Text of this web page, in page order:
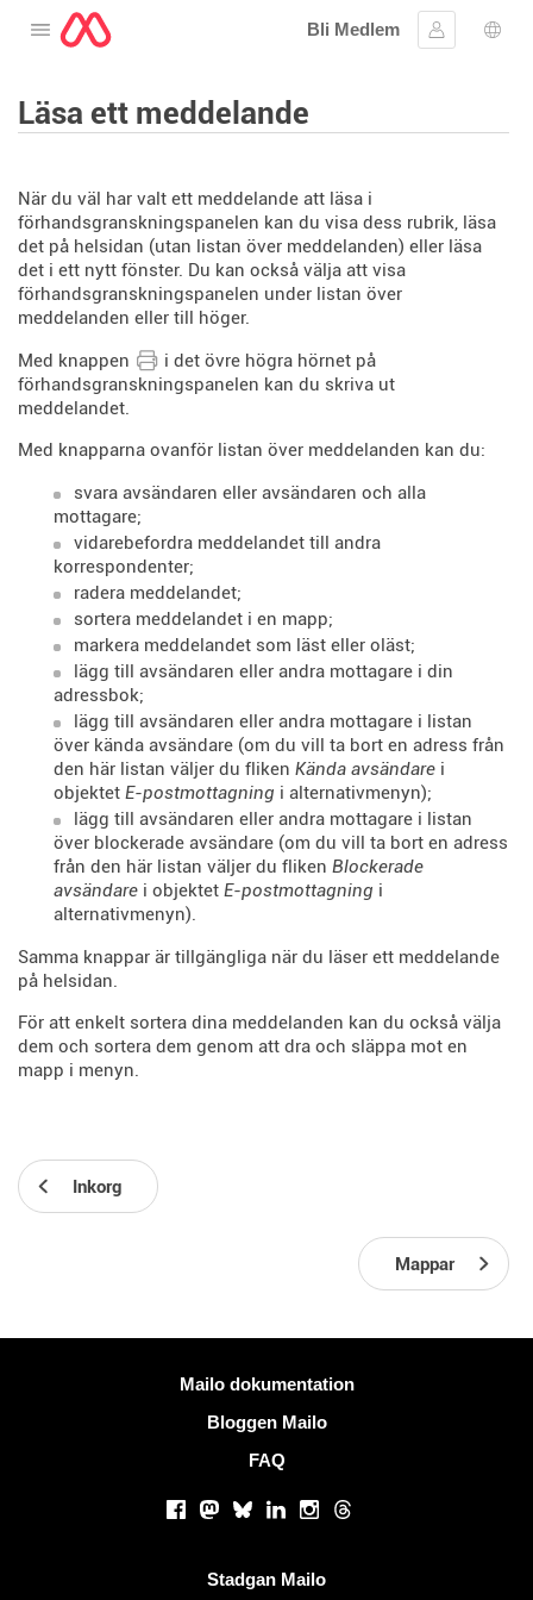
Öppna menyn
Bli Medlem
Logga in
Läsa ett meddelande
När du väl har valt ett meddelande att läsa i
förhandsgranskningspanelen kan du visa dess rubrik, läsa
det på helsidan (utan listan över meddelanden) eller läsa
det i ett nytt fönster. Du kan också välja att visa
förhandsgranskningspanelen under listan över
meddelanden eller till höger.
Med knappen
i det övre högra hörnet på
förhandsgranskningspanelen kan du skriva ut
meddelandet.
Med knapparna ovanför listan över meddelanden kan du:
svara avsändaren eller avsändaren och alla
mottagare;
vidarebefordra meddelandet till andra
korrespondenter;
radera meddelandet;
sortera meddelandet i en mapp;
markera meddelandet som läst eller oläst;
lägg till avsändaren eller andra mottagare i din
adressbok;
lägg till avsändaren eller andra mottagare i listan
över kända avsändare (om du vill ta bort en adress från
den här listan väljer du fliken Kända avsändare i
objektet E-postmottagning i alternativmenyn);
lägg till avsändaren eller andra mottagare i listan
över blockerade avsändare (om du vill ta bort en adress
från den här listan väljer du fliken Blockerade
avsändare i objektet E-postmottagning i
alternativmenyn).
Samma knappar är tillgängliga när du läser ett meddelande
på helsidan.
För att enkelt sortera dina meddelanden kan du också välja
dem och sortera dem genom att dra och släppa mot en
mapp i menyn.
Inkorg
Mappar
Mailo dokumentation
Bloggen Mailo
FAQ
Facebook
Mastodon
BlueskyLinkedInInstagram
Threads
Stadgan Mailo